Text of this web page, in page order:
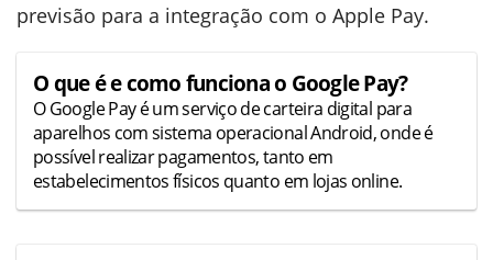
previsão para a integração com o Apple Pay.
O que é e como funciona o Google Pay?
O Google Pay é um serviço de carteira digital para
aparelhos com sistema operacional Android, onde é
possível realizar pagamentos, tanto em
estabelecimentos físicos quanto em lojas online.